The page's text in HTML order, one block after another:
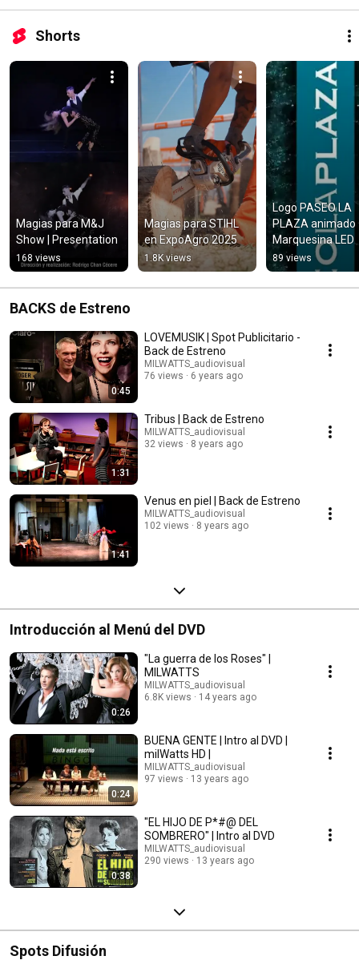
Shorts
Magias para M&J
Show | Presentation
168 views
Magias para STIHL
en ExpoAgro 2025
1.8K views
Logo PASEO LA
PLAZA animado
Marquesina LED
89 views
BACKS de Estreno
0:45
LOVEMUSIK | Spot Publicitario -
Back de Estreno
MILWATTS_audiovisual
76 views
6 years ago
1:31
Tribus | Back de Estreno
MILWATTS_audiovisual
32 views
8 years ago
1:41
Venus en piel | Back de Estreno
MILWATTS_audiovisual
102 views
8 years ago
Introducción al Menú del DVD
0:26
"La guerra de los Roses" |
MILWATTS
MILWATTS_audiovisual
6.8K views
14 years ago
0:24
BUENA GENTE | Intro al DVD |
milWatts HD |
MILWATTS_audiovisual
97 views
13 years ago
0:38
"EL HIJO DE P*#@ DEL
SOMBRERO" | Intro al DVD
MILWATTS_audiovisual
290 views
13 years ago
Spots Difusión